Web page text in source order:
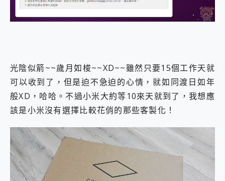
光陰似箭~~歲月如梭~~XD~~雖然只要15個工作天就
可以收到了，但是迫不急迫的心情，就如同渡日如年
般XD，哈哈。不過小米大約等10來天就到了，我想應
該是小米沒有選擇比較花俏的那些客製化！